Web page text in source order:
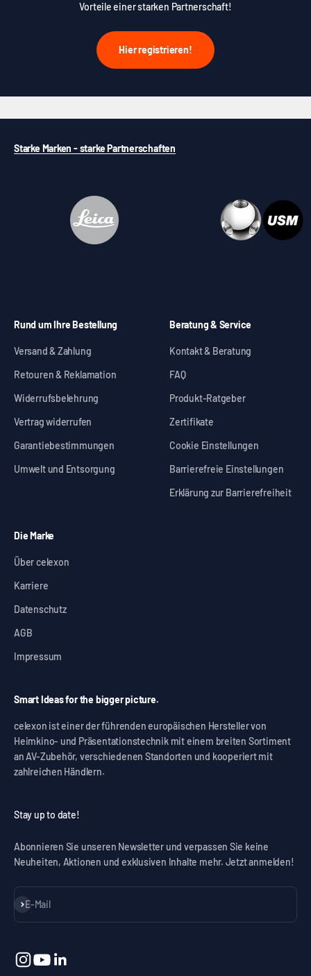
Vorteile einer starken Partnerschaft!
Hier registrieren!
Starke Marken - starke Partnerschaften
Rund um Ihre Bestellung
Versand & Zahlung
Retouren & Reklamation
Widerrufsbelehrung
Vertrag widerrufen
Garantiebestimmungen
Umwelt und Entsorgung
Beratung & Service
Kontakt & Beratung
FAQ
Produkt-Ratgeber
Zertifikate
Cookie Einstellungen
Barrierefreie Einstellungen
Erklärung zur Barrierefreiheit
Die Marke
Über celexon
Karriere
Datenschutz
AGB
Impressum
Smart Ideas for the bigger picture.
celexon ist einer der führenden europäischen Hersteller von
Heimkino- und Präsentationstechnik mit einem breiten Sortiment
an AV-Zubehör, verschiedenen Standorten und kooperiert mit
zahlreichen Händlern.
Stay up to date!
Abonnieren Sie unseren Newsletter und verpassen Sie keine
Neuheiten, Aktionen und exklusiven Inhalte mehr. Jetzt anmelden!
E-Mail
Abonnieren